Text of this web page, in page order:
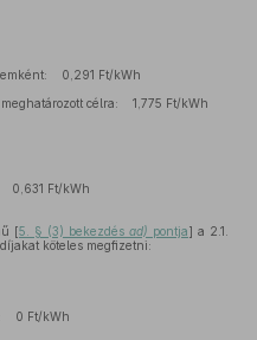
0,291 Ft/kWh
meghatározott célra: 1,775 Ft/kWh
0,631 Ft/kWh
[5. § (3) bekezdés ad) pontja] a 2.1.
köteles megfizetni:
0 Ft/kWh